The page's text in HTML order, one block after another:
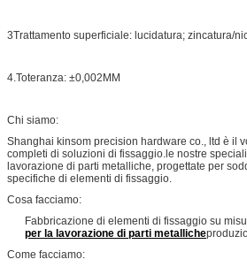
3Trattamento superficiale: lucidatura; zincatura/
4.Toteranza: ±0,002MM
Chi siamo:
Shanghai kinsom precision hardware co., ltd è il
completi di soluzioni di fissaggio.le nostre
lavorazione di parti metalliche, progettate per
specifiche di elementi di fissaggio.
Cosa facciamo:
Fabbricazione di elementi di fissaggio su
per la lavorazione di parti metalliche
Come facciamo: